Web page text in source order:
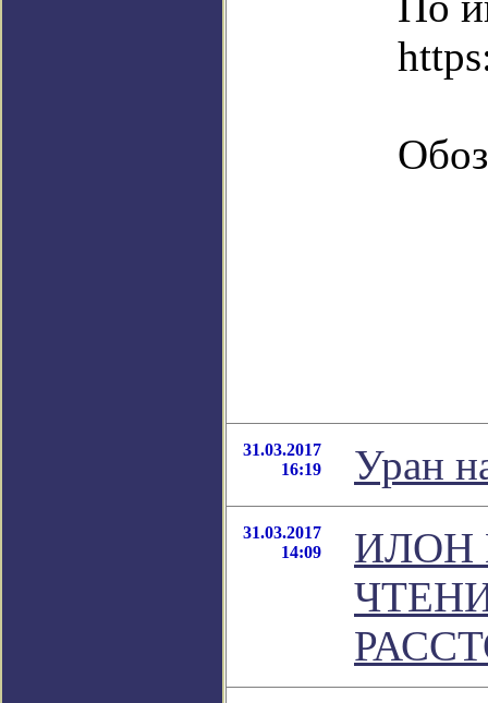
31.03.2017
16:19
Уран
31.03.2017
14:09
ИЛОН